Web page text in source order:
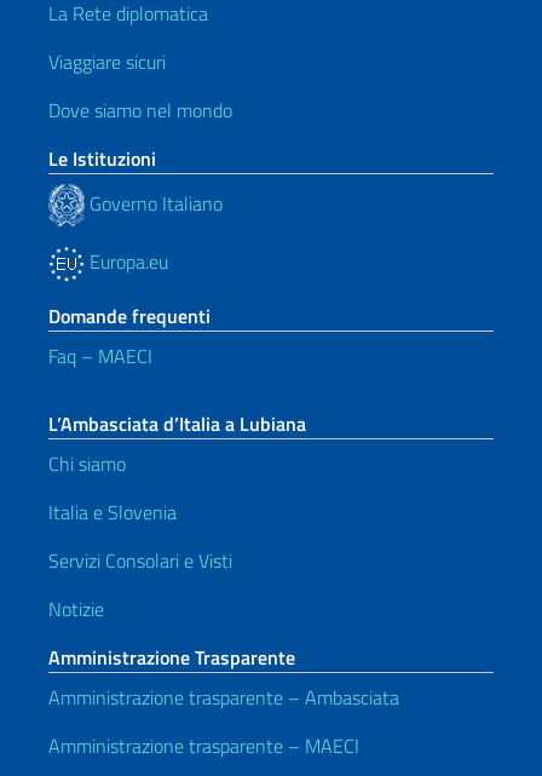
La Rete diplomatica
Viaggiare sicuri
Dove siamo nel mondo
Le Istituzioni
Governo Italiano
Europa.eu
Domande frequenti
Faq – MAECI
L’Ambasciata d’Italia a Lubiana
Chi siamo
Italia e Slovenia
Servizi Consolari e Visti
Notizie
Amministrazione Trasparente
Amministrazione trasparente – Ambasciata
Amministrazione trasparente – MAECI